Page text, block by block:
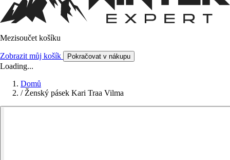
Mezisoučet košíku
Zobrazit můj košík Pokračovat v nákupu
Loading...
Domů
/ Ženský pásek Kari Traa Vilma